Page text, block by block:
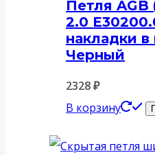
Петля AGB
2.0
накладки
Черный
2328₽
В корзину